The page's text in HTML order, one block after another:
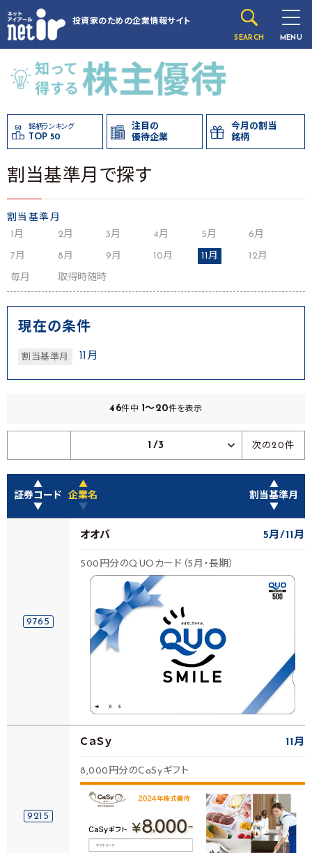
投資家のための企業情報サイト
SEARCH MENU
銘柄ランキング
TOP 50
注目の
優待企業
今月の割当
銘柄
割当基準月で探す
割当基準月
1月
2月 3月 4月 5月 6月
7月 8月 9月 10月 11月 12月
毎月 取得時随時
現在の条件
割当基準月 11月
46件中 1～20件を表示
1/3 次の20件
▲
証券コード
▼
▲
企業名
▼
▲
割当基準月
▼
9765
オオバ 5月 11月
500円分のQUOカード（5月・長期）
9215
ＣａＳｙ 11月
8,000円分のCaSyギフト